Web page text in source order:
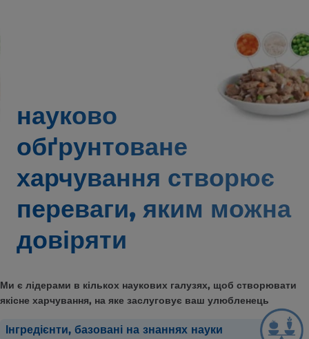
науково
обґрунтоване
харчування створює
переваги, яким можна
довіряти
Ми є лідерами в кількох наукових галузях, щоб створювати
якісне харчування, на яке заслуговує ваш улюбленець
Інгредієнти, базовані на знаннях науки